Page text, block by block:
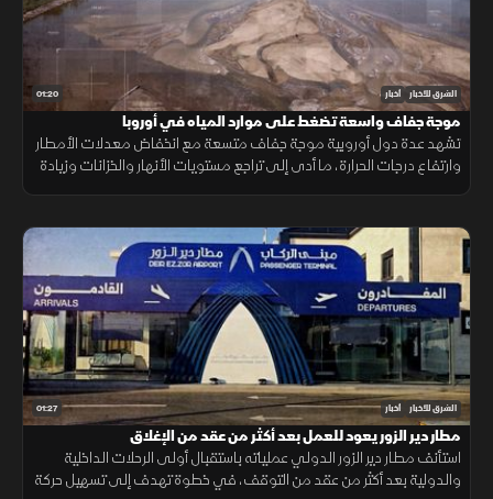
01:20 الشرق للأخبار أخبار
موجة جفاف واسعة تضغط على موارد المياه في أوروبا
تشهد عدة دول أوروبية موجة جفاف متسعة مع انخفاض معدلات الأمطار
وارتفاع درجات الحرارة، ما أدى إلى تراجع مستويات الأنهار والخزانات وزيادة
01:27 الشرق للأخبار أخبار
مطار دير الزور يعود للعمل بعد أكثر من عقد من الإغلاق
استأنف مطار دير الزور الدولي عملياته باستقبال أولى الرحلات الداخلية
والدولية بعد أكثر من عقد من التوقف، في خطوة تهدف إلى تسهيل حركة